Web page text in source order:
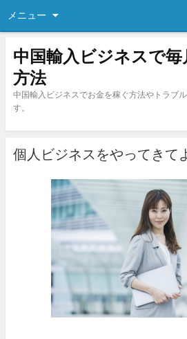
メニュー
中国輸入ビジネスで
方法
中国輸入ビジネスでお金を稼ぐ方法やトラブ
す。
個人ビジネスをやってきて